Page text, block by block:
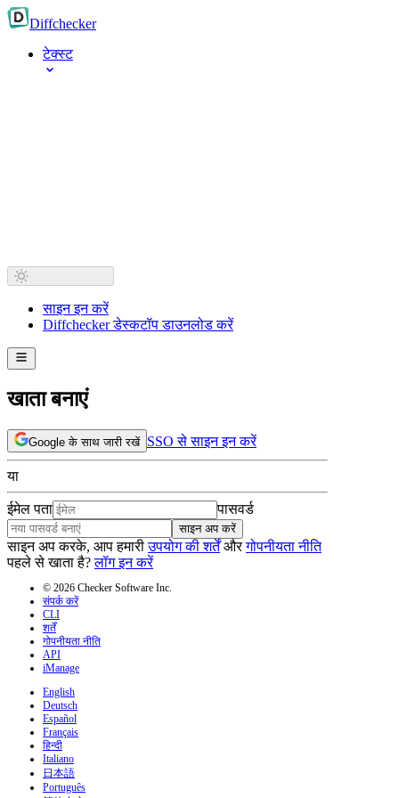
Diffchecker
टेक्स्ट
साइन इन करें
Diffchecker डेस्कटॉप डाउनलोड करें
खाता बनाएं
Google के साथ जारी रखें SSO से साइन इन करें
या
ईमेल पता पासवर्ड
साइन अप करें
साइन अप करके, आप हमारी उपयोग की शर्तें और गोपनीयता नीति
पहले से खाता है? लॉग इन करें
© 2026 Checker Software Inc.
संपर्क करें
CLI
शर्तें
गोपनीयता नीति
API
iManage
English
Deutsch
Español
Français
हिन्दी
Italiano
日本語
Português